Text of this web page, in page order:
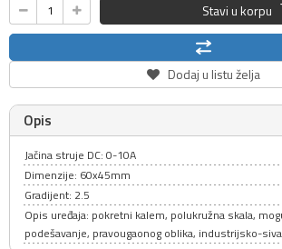
Stavi u korpu
Dodaj u listu želja
Opis
Jačina struje DC: 0-10A
Dimenzije: 60x45mm
Gradijent: 2.5
Opis uređaja: pokretni kalem, polukružna skala,
podešavanje, pravougaonog oblika, industrijsko-